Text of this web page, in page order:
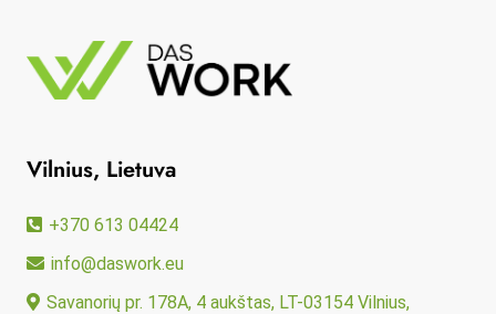
Vilnius, Lietuva
+370 613 04424
info@daswork.eu
Savanorių pr. 178A, 4 aukštas, LT-03154 Vilnius,